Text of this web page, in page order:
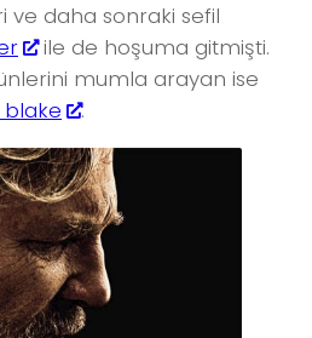
ve daha sonraki sefil
ile de hoşuma gitmişti.
mumla arayan ise
.